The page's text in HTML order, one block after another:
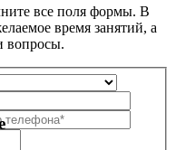
все поля формы. В
время занятий, а
вопросы.